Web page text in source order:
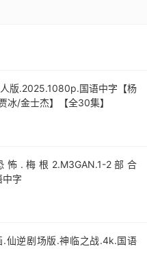
版.2025.1080p.国语中字【杨
冰/金士杰】【全30集】
怖.梅根2.M3GAN.1-2部合
字
.仙逆剧场版.神临之战.4k.国语